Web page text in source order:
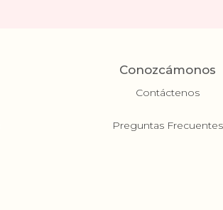
Conozcámonos
Contáctenos
Preguntas Frecuentes